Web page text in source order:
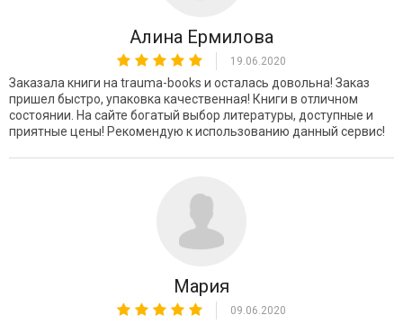
Алина Ермилова
19.06.2020
Заказала книги на trauma-books и осталась довольна! Заказ
пришел быстро, упаковка качественная! Книги в отличном
состоянии. На сайте богатый выбор литературы, доступные и
приятные цены! Рекомендую к использованию данный сервис!
Мария
09.06.2020